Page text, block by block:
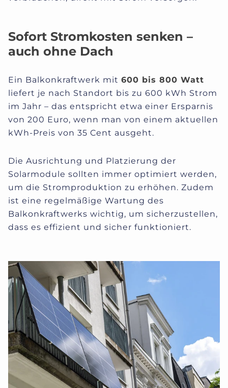
Sofort Stromkosten senken –
auch ohne Dach
Ein Balkonkraftwerk mit 600 bis 800 Watt
liefert je nach Standort bis zu 600 kWh Strom
im Jahr – das entspricht etwa einer Ersparnis
von 200 Euro, wenn man von einem aktuellen
kWh-Preis von 35 Cent ausgeht.
Die Ausrichtung und Platzierung der
Solarmodule sollten immer optimiert werden,
um die Stromproduktion zu erhöhen. Zudem
ist eine regelmäßige Wartung des
Balkonkraftwerks wichtig, um sicherzustellen,
dass es effizient und sicher funktioniert.